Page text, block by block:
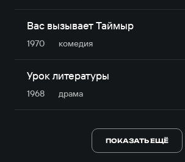
Вас вызывает Таймыр
1970 комедия
Урок литературы
1968 драма
ПОКАЗАТЬ ЕЩЁ